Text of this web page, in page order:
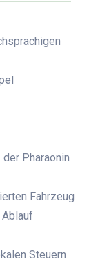
Pharaonin
Fahrzeug
Steuern